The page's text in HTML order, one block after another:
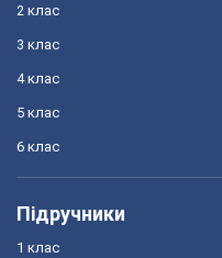
2 клас
3 клас
4 клас
5 клас
6 клас
Підручники
1 клас